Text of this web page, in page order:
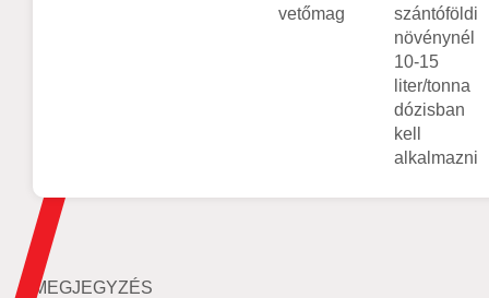
vetőmag
szántóföldi
növénynél
10-15
liter/tonna
dózisban
kell
alkalmazni
MEGJEGYZÉS